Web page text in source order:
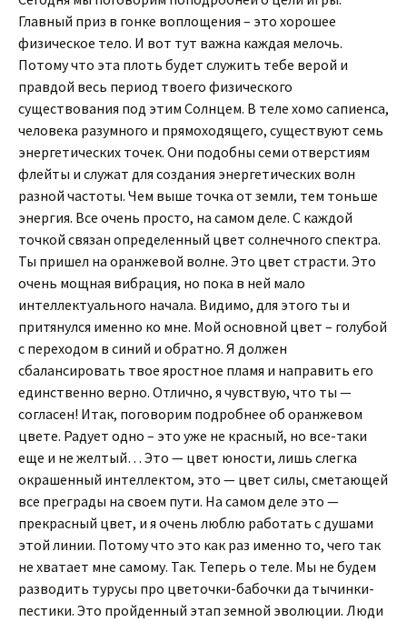
Главный приз в гонке воплощения – это хорошее
физическое тело. И вот тут важна каждая мелочь.
Потому что эта плоть будет служить тебе верой и
правдой весь период твоего физического
существования под этим Солнцем. В теле хомо сапиенса,
человека разумного и прямоходящего, существуют семь
энергетических точек. Они подобны семи отверстиям
флейты и служат для создания энергетических волн
разной частоты. Чем выше точка от земли, тем тоньше
энергия. Все очень просто, на самом деле. С каждой
точкой связан определенный цвет солнечного спектра.
Ты пришел на оранжевой волне. Это цвет страсти. Это
очень мощная вибрация, но пока в ней мало
интеллектуального начала. Видимо, для этого ты и
притянулся именно ко мне. Мой основной цвет – голубой
с переходом в синий и обратно. Я должен
сбалансировать твое яростное пламя и направить его
единственно верно. Отлично, я чувствую, что ты —
согласен! Итак, поговорим подробнее об оранжевом
цвете. Радует одно – это уже не красный, но все-таки
еще и не желтый… Это — цвет юности, лишь слегка
окрашенный интеллектом, это — цвет силы, сметающей
все преграды на своем пути. На самом деле это —
прекрасный цвет, и я очень люблю работать с душами
этой линии. Потому что это как раз именно то, чего так
не хватает мне самому. Так. Теперь о теле. Мы не будем
разводить турусы про цветочки-бабочки да тычинки-
пестики. Это пройденный этап земной эволюции. Люди